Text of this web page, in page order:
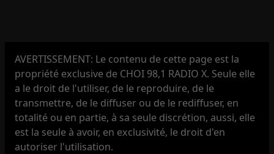
AVERTISSEMENT: Le contenu de cette page est la
propriété exclusive de CHOI 98,1 RADIO X. Seule elle
a le droit de l'utiliser, de le reproduire, de le
transmettre, de le diffuser ou de le rediffuser, en
totalité ou en partie, à sa seule discrétion, aussi, elle
est la seule à avoir, en exclusivité, le droit d'en
autoriser l'utilisation.